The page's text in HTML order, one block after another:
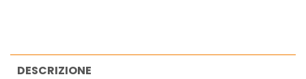
D
DESCRIZIONE